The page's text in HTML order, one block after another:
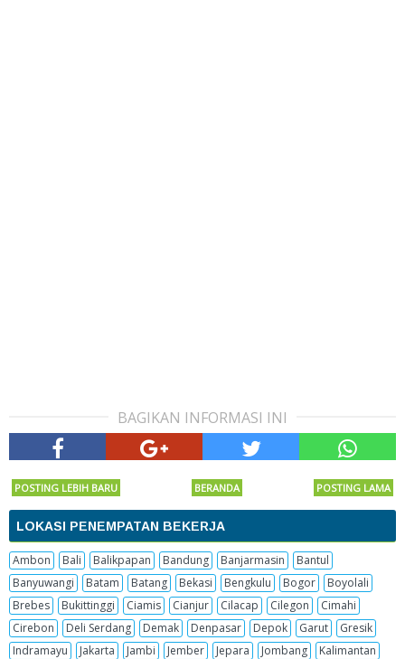
BAGIKAN INFORMASI INI
POSTING LEBIH BARU POSTING LAMA
BERANDA
LOKASI PENEMPATAN BEKERJA
Ambon Bali Balikpapan Bandung Banjarmasin
Bantul
Banyuwangi
Batam Batang Bekasi Bengkulu Bogor
Boyolali
Brebes
Bukittinggi Ciamis Cianjur Cilacap Cilegon
Cimahi
Cirebon
Deli Serdang Demak Denpasar Depok Garut
Gresik
Indramayu
Jakarta Jambi Jember Jepara Jombang
Kalimantan